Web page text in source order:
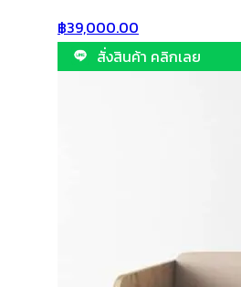
฿39,000.00
สั่งสินค้า คลิกเลย